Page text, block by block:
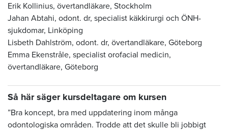
Erik Kollinius, övertandläkare, Stockholm
Jahan Abtahi, odont. dr, specialist käkkirurgi och ÖNH-
sjukdomar, Linköping
Lisbeth Dahlström, odont. dr, övertandläkare, Göteborg
Emma Ekenstråle, specialist orofacial medicin,
övertandläkare, Göteborg
Så här säger kursdeltagare om kursen
”Bra koncept, bra med uppdatering inom många
odontologiska områden. Trodde att det skulle bli jobbigt